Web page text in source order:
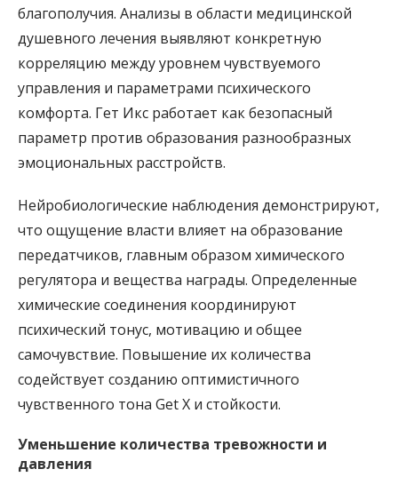
благополучия. Анализы в области медицинской
душевного лечения выявляют конкретную
корреляцию между уровнем чувствуемого
управления и параметрами психического
комфорта. Гет Икс работает как безопасный
параметр против образования разнообразных
эмоциональных расстройств.
Нейробиологические наблюдения демонстрируют,
что ощущение власти влияет на образование
передатчиков, главным образом химического
регулятора и вещества награды. Определенные
химические соединения координируют
психический тонус, мотивацию и общее
самочувствие. Повышение их количества
содействует созданию оптимистичного
чувственного тона Get X и стойкости.
Уменьшение количества тревожности и
давления